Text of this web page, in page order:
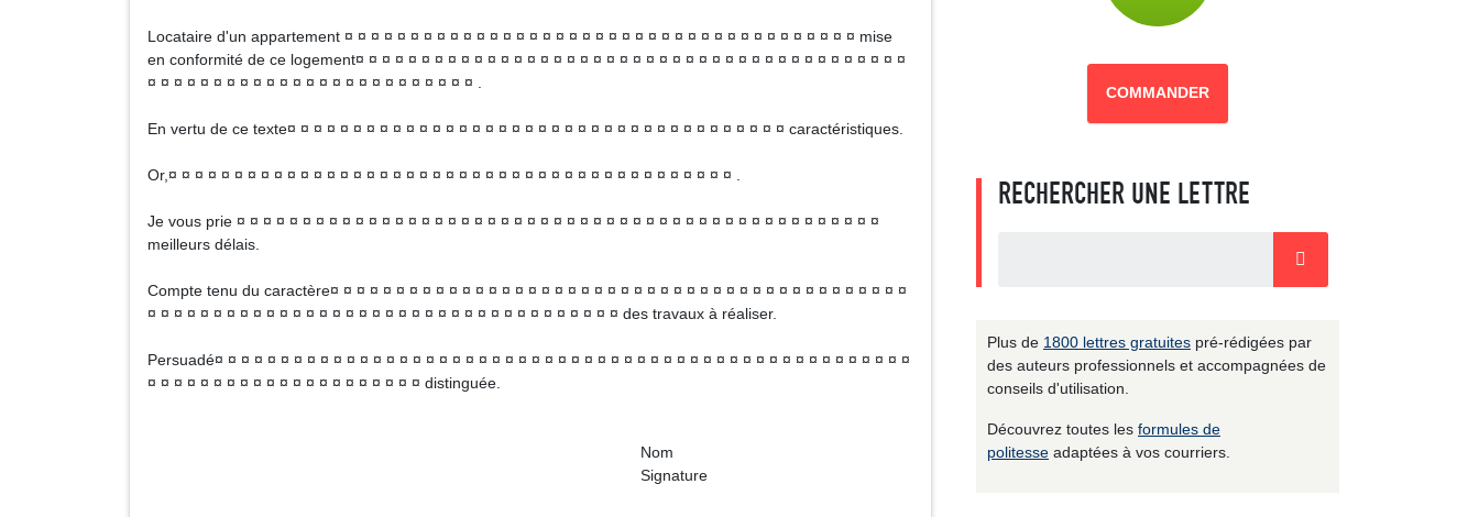
Locataire d'un appartement ¤ ¤ ¤ ¤ ¤ ¤ ¤ ¤ ¤ ¤ ¤ ¤ ¤ ¤ ¤ ¤ ¤ ¤ ¤ ¤ ¤ ¤ ¤ ¤ ¤ ¤ ¤ ¤ ¤ ¤ ¤ ¤ ¤ ¤ ¤ ¤ ¤ ¤ ¤ mise
en conformité de ce logement¤ ¤ ¤ ¤ ¤ ¤ ¤ ¤ ¤ ¤ ¤ ¤ ¤ ¤ ¤ ¤ ¤ ¤ ¤ ¤ ¤ ¤ ¤ ¤ ¤ ¤ ¤ ¤ ¤ ¤ ¤ ¤ ¤ ¤ ¤ ¤ ¤ ¤ ¤ ¤ ¤ ¤
¤ ¤ ¤ ¤ ¤ ¤ ¤ ¤ ¤ ¤ ¤ ¤ ¤ ¤ ¤ ¤ ¤ ¤ ¤ ¤ ¤ ¤ ¤ ¤ ¤ .
En vertu de ce texte¤ ¤ ¤ ¤ ¤ ¤ ¤ ¤ ¤ ¤ ¤ ¤ ¤ ¤ ¤ ¤ ¤ ¤ ¤ ¤ ¤ ¤ ¤ ¤ ¤ ¤ ¤ ¤ ¤ ¤ ¤ ¤ ¤ ¤ ¤ ¤ ¤ ¤ caractéristiques.
Or,¤ ¤ ¤ ¤ ¤ ¤ ¤ ¤ ¤ ¤ ¤ ¤ ¤ ¤ ¤ ¤ ¤ ¤ ¤ ¤ ¤ ¤ ¤ ¤ ¤ ¤ ¤ ¤ ¤ ¤ ¤ ¤ ¤ ¤ ¤ ¤ ¤ ¤ ¤ ¤ ¤ ¤ ¤ .
Je vous prie ¤ ¤ ¤ ¤ ¤ ¤ ¤ ¤ ¤ ¤ ¤ ¤ ¤ ¤ ¤ ¤ ¤ ¤ ¤ ¤ ¤ ¤ ¤ ¤ ¤ ¤ ¤ ¤ ¤ ¤ ¤ ¤ ¤ ¤ ¤ ¤ ¤ ¤ ¤ ¤ ¤ ¤ ¤ ¤ ¤ ¤ ¤ ¤ ¤
meilleurs délais.
Compte tenu du caractère¤ ¤ ¤ ¤ ¤ ¤ ¤ ¤ ¤ ¤ ¤ ¤ ¤ ¤ ¤ ¤ ¤ ¤ ¤ ¤ ¤ ¤ ¤ ¤ ¤ ¤ ¤ ¤ ¤ ¤ ¤ ¤ ¤ ¤ ¤ ¤ ¤ ¤ ¤ ¤ ¤ ¤ ¤ ¤
¤ ¤ ¤ ¤ ¤ ¤ ¤ ¤ ¤ ¤ ¤ ¤ ¤ ¤ ¤ ¤ ¤ ¤ ¤ ¤ ¤ ¤ ¤ ¤ ¤ ¤ ¤ ¤ ¤ ¤ ¤ ¤ ¤ ¤ ¤ ¤ des travaux à réaliser.
Persuadé¤ ¤ ¤ ¤ ¤ ¤ ¤ ¤ ¤ ¤ ¤ ¤ ¤ ¤ ¤ ¤ ¤ ¤ ¤ ¤ ¤ ¤ ¤ ¤ ¤ ¤ ¤ ¤ ¤ ¤ ¤ ¤ ¤ ¤ ¤ ¤ ¤ ¤ ¤ ¤ ¤ ¤ ¤ ¤ ¤ ¤ ¤ ¤ ¤ ¤ ¤ ¤ ¤
¤ ¤ ¤ ¤ ¤ ¤ ¤ ¤ ¤ ¤ ¤ ¤ ¤ ¤ ¤ ¤ ¤ ¤ ¤ ¤ ¤ distinguée.
Nom
Signature
COMMANDER
RECHERCHER UNE LETTRE
Plus de 1800 lettres gratuites pré-rédigées par
des auteurs professionnels et accompagnées de
conseils d'utilisation.
Découvrez toutes les formules de
politesse adaptées à vos courriers.